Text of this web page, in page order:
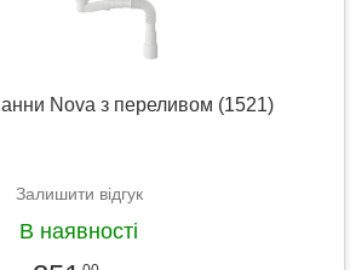
Nova з переливом (1521)
Залишити відгук
В наявності